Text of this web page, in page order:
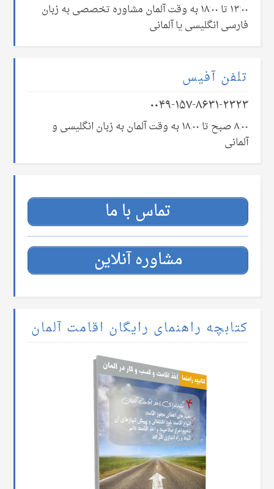
۱۳:۰۰ تا ۱۸:۰۰ به وقت آلمان مشاوره تخصصی به زبان
فارسی انگلیسی یا آلمانی
تلفن آفیس
۰۰۴۹-۱۵۷-۸۶۳۱-۲۳۲۳
۸:۰۰ صبح تا ۱۸:۰۰ به وقت آلمان به زبان انگلیسی و
آلمانی
تماس با ما
مشاوره آنلاین
کتابچه راهنمای رایگان اقامت آلمان